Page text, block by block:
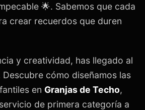
🌟. Sabemos que cada
crear recuerdos que duren
y creatividad, has llegado al
cómo diseñamos las
en Granjas de Techo,
de primera categoría a